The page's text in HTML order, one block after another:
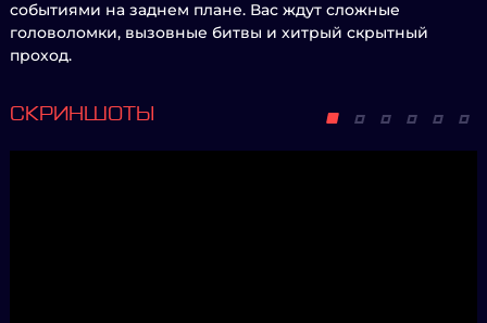
событиями на заднем плане. Вас ждут сложные
головоломки, вызовные битвы и хитрый скрытный
проход.
СКРИНШОТЫ